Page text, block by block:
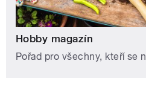
Hobby magazín
Pořad pro všechny, kteří se